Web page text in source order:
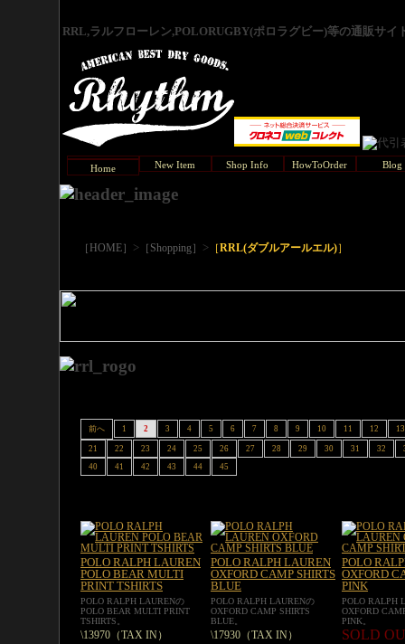
RRL,ラルフローレン,POLORUGBY(ポロラグビー)等の通販サ
Home New Item Shop Info HowToOrder Blog
［HOME］ > ［Shopping］ > ［RRL(ダブルアールエル)］
前へ 1 2 3 4 5 6 7 8 9 10 11 12 13
21 22 23 24 25 26 27 28 29 30 31 32
40
41 42 43 44 45
POLO RALPH LAUREN
POLO BEAR MULTI
PRINT TSHIRTS
POLO RALPH LAUREN
OXFORD CAMP SHIRTS
BLUE
POLO
OXFORD
PINK
POLO RALPH LAURENの
POLO BEAR MULTI PRINT
TSHIRTS。
POLO RALPH LAURENの
OXFORD CAMP SHIRTS
BLUE。
POLO RALPH
OXFORD
PINK。
\13970（TAX IN） \17930（TAX IN） SOLD